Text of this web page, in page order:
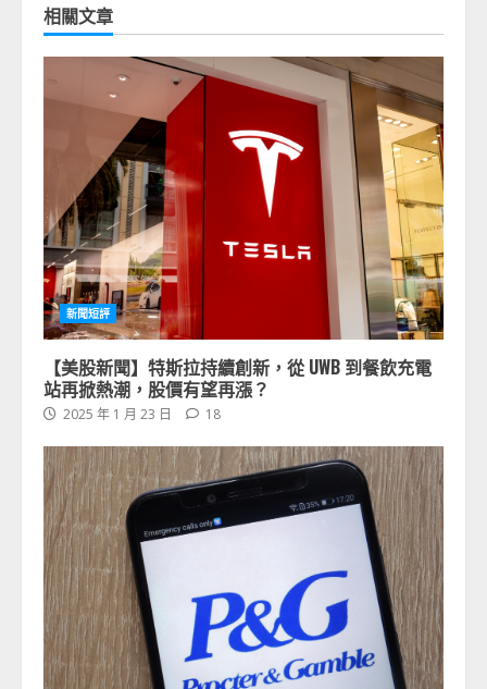
相關文章
新聞短評
【美股新聞】特斯拉持續創新，從 UWB 到餐飲充電
站再掀熱潮，股價有望再漲？
2025 年 1 月 23 日 18